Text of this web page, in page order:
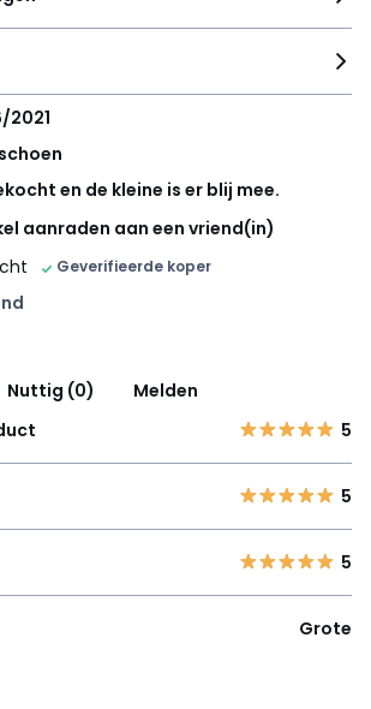
2021
en de kleine is er blij mee.
aanraden aan een vriend(in)
Geverifieerde koper
Nuttig (0)
Melden
5
5
5
Grote